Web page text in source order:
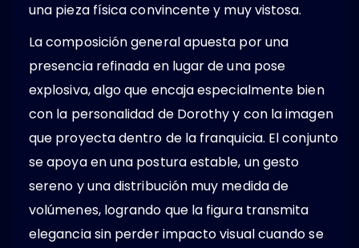
una pieza física convincente y muy vistosa.
La composición general apuesta por una
presencia refinada en lugar de una pose
explosiva, algo que encaja especialmente bien
con la personalidad de Dorothy y con la imagen
que proyecta dentro de la franquicia. El conjunto
se apoya en una postura estable, un gesto
sereno y una distribución muy medida de
volúmenes, logrando que la figura transmita
elegancia sin perder impacto visual cuando se